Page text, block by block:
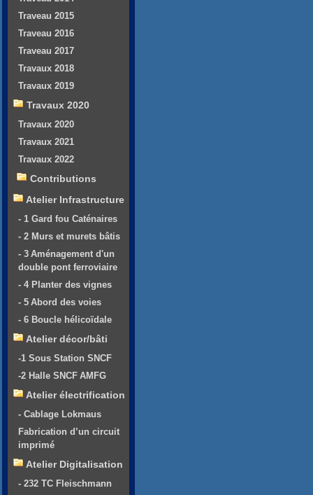
Traveau 2015
Traveau 2016
Traveau 2017
Travaux 2018
Travaux 2019
Travaux 2020
Travaux 2020
Travaux 2021
Travaux 2022
Contributions
Atelier Infrastructure
- 1 Gard fou Caténaires
- 2 Murs et murets bâtis
- 3 Aménagement d'un
double pont ferroviaire
- 4 Planter des vignes
- 5 Abord des voies
- 6 Boucle hélicoïdale
Atelier décor/bâti
-1 Sous Station SNCF
-2 Halle SNCF AMFG
Atelier électrification
- Cablage Lokmaus
Fabrication d’un circuit
imprimé
Atelier Digitalisation
- 232 TC Fleischmann